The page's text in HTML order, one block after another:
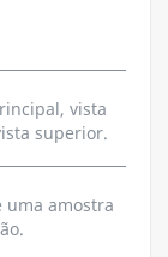
vista
superior.
uma amostra